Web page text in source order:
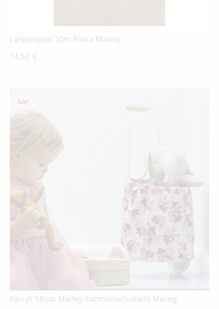
Lahjapaperi 10m Polka Maileg
13,50 €
Ale!
Kärryt 56cm Maileg-hahmoille/nukelle Maileg